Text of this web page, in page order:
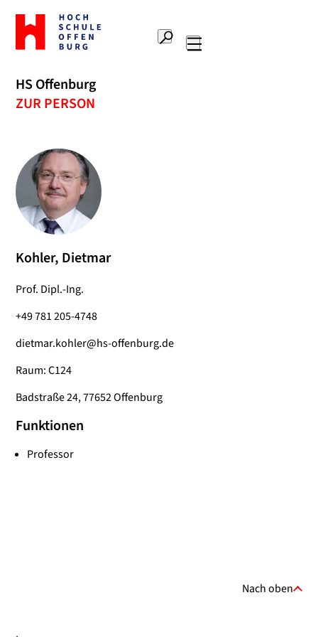
Zur
Startseite
Hochschule
Suche
HS Offenburg
ZUR PERSON
Kohler, Dietmar
Prof. Dipl.-Ing.
+49 781 205-4748
dietmar.kohler@hs-offenburg.de
Raum: C124
Badstraße 24, 77652 Offenburg
Funktionen
Professor
Nach oben